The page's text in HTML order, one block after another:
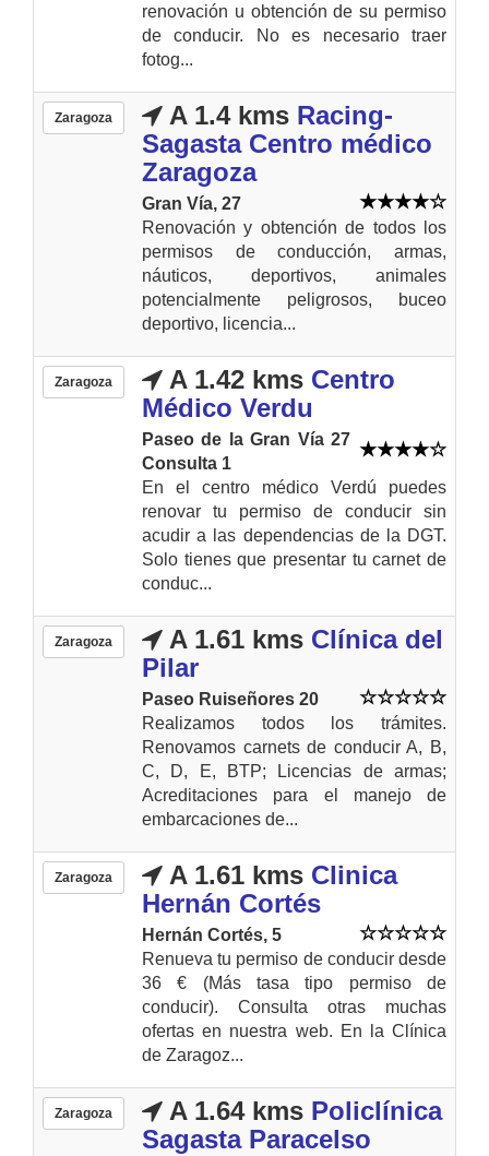
renovación u obtención de su permiso
de conducir. No es necesario traer
fotog...
Zaragoza A 1.4 kms Racing-
Sagasta Centro médico
Zaragoza
Gran Vía, 27
Renovación y obtención de todos los
permisos de conducción, armas,
náuticos, deportivos, animales
potencialmente peligrosos, buceo
deportivo, licencia...
Zaragoza A 1.42 kms Centro
Médico Verdu
Paseo de la Gran Vía 27
Consulta 1
En el centro médico Verdú puedes
renovar tu permiso de conducir sin
acudir a las dependencias de la DGT.
Solo tienes que presentar tu carnet de
conduc...
Zaragoza A 1.61 kms Clínica del
Pilar
Paseo Ruiseñores 20
Realizamos todos los trámites.
Renovamos carnets de conducir A, B,
C, D, E, BTP; Licencias de armas;
Acreditaciones para el manejo de
embarcaciones de...
Zaragoza A 1.61 kms Clinica
Hernán Cortés
Hernán Cortés, 5
Renueva tu permiso de conducir desde
36 € (Más tasa tipo permiso de
conducir). Consulta otras muchas
ofertas en nuestra web. En la Clínica
de Zaragoz...
Zaragoza A 1.64 kms Policlínica
Sagasta Paracelso